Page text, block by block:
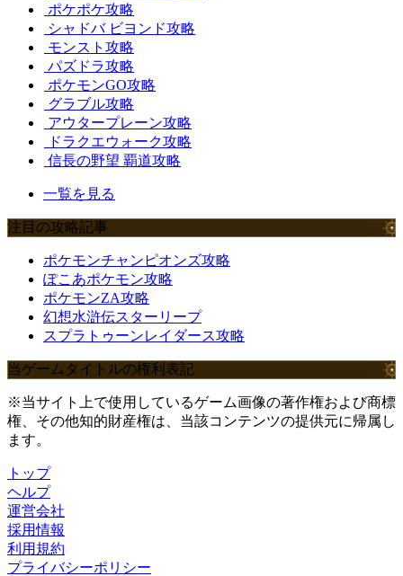
ポケポケ攻略
シャドバ ビヨンド攻略
モンスト攻略
パズドラ攻略
ポケモンGO攻略
グラブル攻略
アウタープレーン攻略
ドラクエウォーク攻略
信長の野望 覇道攻略
一覧を見る
注目の攻略記事
ポケモンチャンピオンズ攻略
ぽこあポケモン攻略
ポケモンZA攻略
幻想水滸伝スターリープ
スプラトゥーンレイダース攻略
当ゲームタイトルの権利表記
※当サイト上で使用しているゲーム画像の著作権および商標
権、その他知的財産権は、当該コンテンツの提供元に帰属し
ます。
トップ
ヘルプ
運営会社
採用情報
利用規約
プライバシーポリシー